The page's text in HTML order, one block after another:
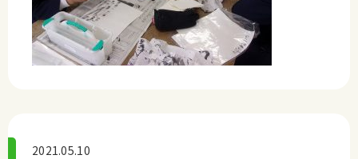
2021.05.10